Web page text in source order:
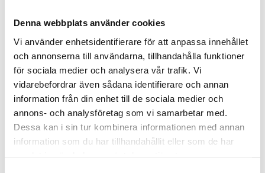
Denna webbplats använder cookies
Vi använder enhetsidentifierare för att anpassa innehållet
och annonserna till användarna, tillhandahålla funktioner
för sociala medier och analysera vår trafik. Vi
vidarebefordrar även sådana identifierare och annan
information från din enhet till de sociala medier och
annons- och analysföretag som vi samarbetar med.
Dessa kan i sin tur kombinera informationen med annan
information som du har tillhandahållit eller som de har
Placeringsort: Falun
Sista ansökningsdag: 2026-09-04
DAGAR KVAR:
26